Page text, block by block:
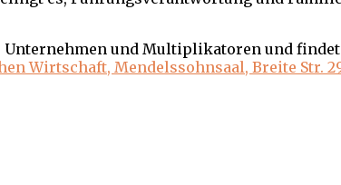
und Multiplikatoren und
Wirtschaft, Mendelssohnsaal, Breite Str.